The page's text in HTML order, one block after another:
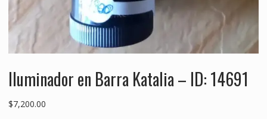
Iluminador en Barra Katalia – ID: 14691
$7,200.00